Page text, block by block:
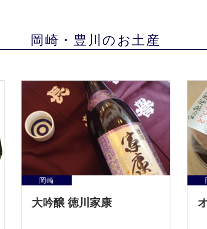
岡崎・豊川のお土産
岡崎
大吟醸 徳川家康